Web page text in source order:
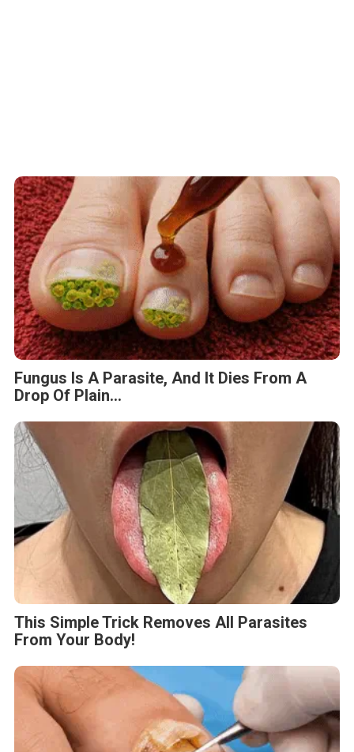
Fungus Is A Parasite, And It Dies From A
Drop Of Plain...
This Simple Trick Removes All Parasites
From Your Body!